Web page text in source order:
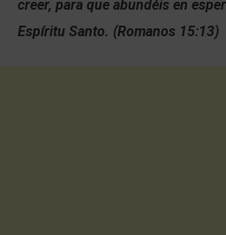
creer, para que abundéis en
Espíritu Santo. (Romanos 15:13)